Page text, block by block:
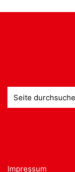
nach:
Impressum